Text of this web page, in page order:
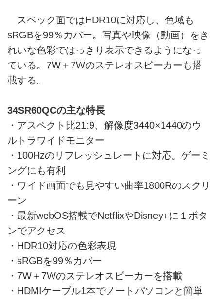
スペック面ではHDR10に対応し、色域も
sRGBを99％カバー。写真や映像（動画）をき
れいな色彩ではっきり表示できるようになっ
ている。7W＋7Wのステレオスピーカーも搭
載する。
34SR60QCの主な特長
・アスペクト比21:9、解像度3440×1440のウ
ルトラワイドモニター
・100Hzのリフレッシュレートに対応。ゲーミ
ングにも有利
・ワイド画面でも見やすい曲率1800Rのスクリ
ーン
・最新webOS搭載でNetflixやDisney+に１ボタ
ンでアクセス
・HDR10対応の色彩表現
・sRGBを99％カバー
・7W＋7Wのステレオスピーカーを搭載
・HDMIケーブル1本でノートパソコンと簡単